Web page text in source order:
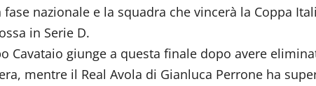
nazionale e la squadra che vincerà la Coppa
in Serie D.
Cavataio giunge a questa finale dopo avere
mentre il Real Avola di Gianluca Perrone ha